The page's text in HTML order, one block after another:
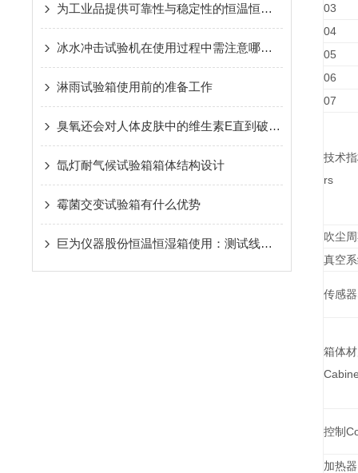
为工业品提供可靠性与稳定性的恒温恒湿试验箱是巨为仪器股份的追求
冰水冲击试验机在使用过程中需注意哪些方面呢？
淋雨试验箱使用前的准备工作
臭氧还会对人体皮肤中的维生素E直到破坏的作用
氙灯耐气候试验箱箱体结构设计
霉菌交变试验箱有什么优势
巨为仪器股份恒温恒湿箱使用：测试线摆放方式
03
04
05
06
07
技术
rs
吹尘
真空
传感
箱体
控制
加热